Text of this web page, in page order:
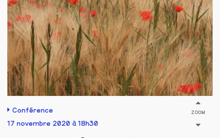
Conférence
17 novembre 2020 à 18h30
ZOOM